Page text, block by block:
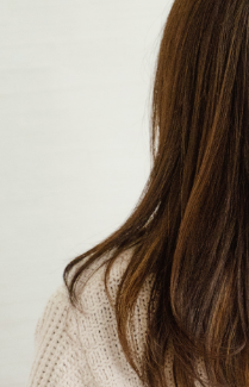
ネイチャーディープカラ
ネイチャーディープ ス
明るさ
中明
BLEACH ブリーチ
あり なし